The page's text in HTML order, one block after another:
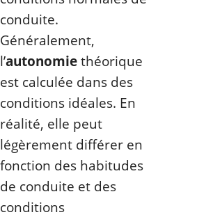
conduite.
Généralement,
l’autonomiethéorique
est calculée dans des
conditions idéales. En
réalité, elle peut
légèrement différer en
fonction des habitudes
de conduite et des
conditions